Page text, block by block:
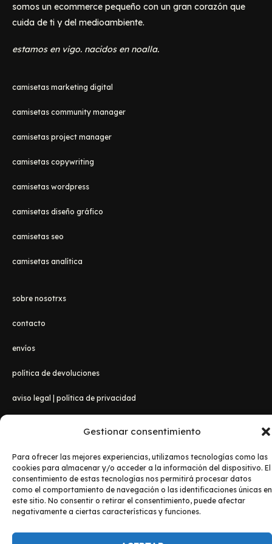
Gestionar consentimiento
Para ofrecer las mejores experiencias, utilizamos tecnologías como las
cookies para almacenar y/o acceder a la información del dispositivo. El
consentimiento de estas tecnologías nos permitirá procesar datos
como el comportamiento de navegación o las identificaciones únicas en
este sitio. No consentir o retirar el consentimiento, puede afectar
negativamente a ciertas características y funciones.
somos un ecommerce pequeño con un gran corazón que
cuida de ti y del medioambiente.
estamos en vigo. nacidos en noalla.
camisetas marketing digital
camisetas community manager
camisetas project manager
camisetas copywriting
camisetas wordpress
camisetas diseño gráfico
camisetas seo
camisetas analítica
sobre nosotrxs
contacto
envíos
política de devoluciones
aviso legal política de privacidad
Copyright © 2026 Lanzadanosa Camisetas